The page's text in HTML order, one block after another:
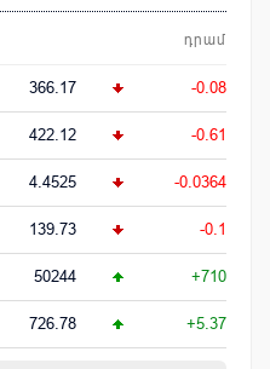
դրամ
366.17 -0.08
422.12 -0.61
4.4525 -0.0364
139.73 -0.1
50244 +710
726.78 +5.37